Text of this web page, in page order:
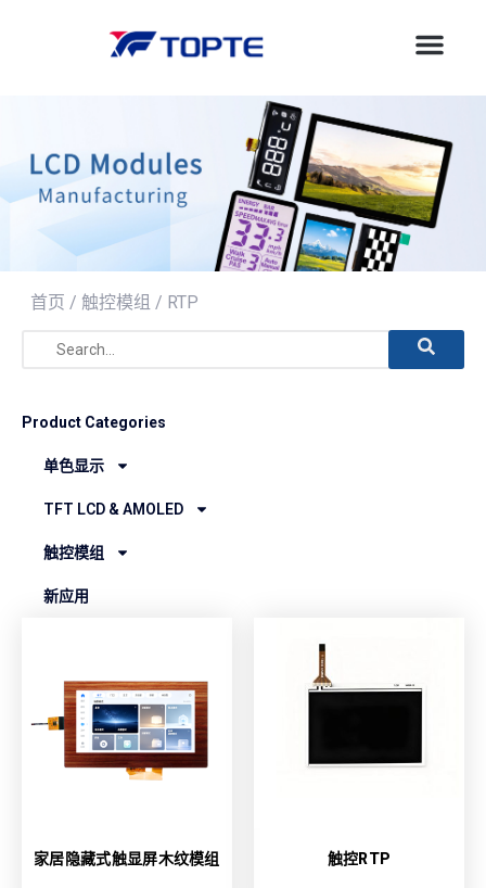
首页 / 触控模组 / RTP
Product Categories
单色显示
TFT LCD & AMOLED
触控模组
新应用
家居隐藏式触显屏木纹模组 触控RTP